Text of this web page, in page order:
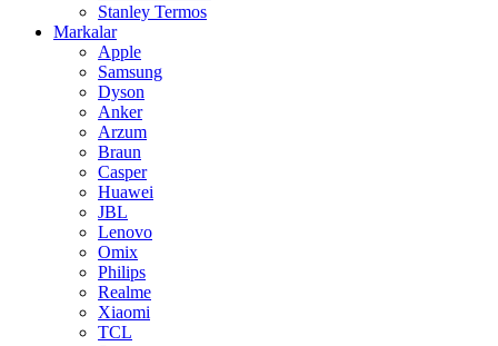
Stanley Termos
Markalar
Apple
Samsung
Dyson
Anker
Arzum
Braun
Casper
Huawei
JBL
Lenovo
Omix
Philips
Realme
Xiaomi
TCL